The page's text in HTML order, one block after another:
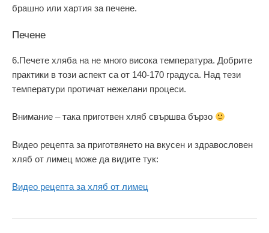
брашно или хартия за печене.
Печене
6.Печете хляба на не много висока температура. Добрите
практики в този аспект са от 140-170 градуса. Над тези
температури протичат нежелани процеси.
Внимание – така приготвен хляб свършва бързо
Видео рецепта за приготвянето на вкусен и здравословен
хляб от лимец може да видите тук:
Видео рецепта за хляб от лимец